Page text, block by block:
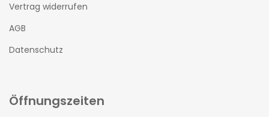
Vertrag widerrufen
AGB
Datenschutz
Öffnungszeiten